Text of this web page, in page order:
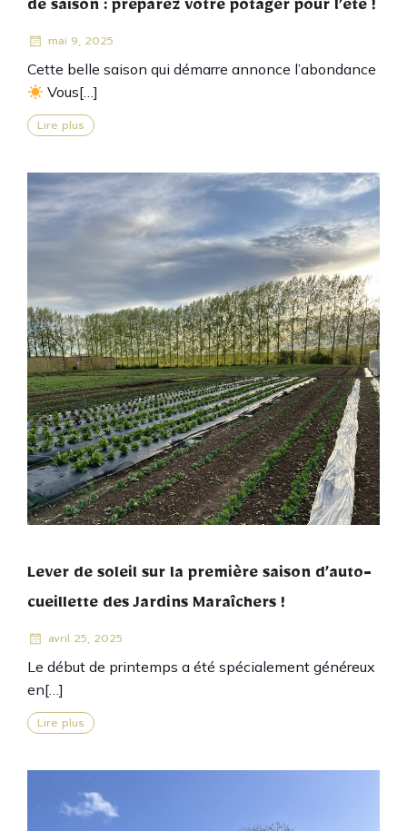
de saison : préparez votre potager pour l’été !
mai 9, 2025
Cette belle saison qui démarre annonce l’abondance
Vous[…]
Lire plus
Lever de soleil sur la première saison d’auto-
cueillette des Jardins Maraîchers !
avril 25, 2025
Le début de printemps a été spécialement généreux
en[…]
Lire plus